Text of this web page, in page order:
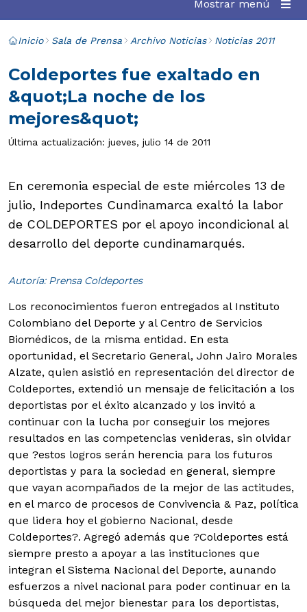
Mostrar menú
Inicio Sala de Prensa Archivo Noticias Noticias 2011
Coldeportes fue exaltado en
&quot;La noche de los
mejores&quot;
Última actualización: jueves, julio 14 de 2011
En ceremonia especial de este miércoles 13 de
julio, Indeportes Cundinamarca exaltó la labor
de COLDEPORTES por el apoyo incondicional al
desarrollo del deporte cundinamarqués.
Autoría: Prensa Coldeportes
Los reconocimientos fueron entregados al Instituto
Colombiano del Deporte y al Centro de Servicios
Biomédicos, de la misma entidad. En esta
oportunidad, el Secretario General, John Jairo Morales
Alzate, quien asistió en representación del director de
Coldeportes, extendió un mensaje de felicitación a los
deportistas por el éxito alcanzado y los invitó a
continuar con la lucha por conseguir los mejores
resultados en las competencias venideras, sin olvidar
que ?estos logros serán herencia para los futuros
deportistas y para la sociedad en general, siempre
que vayan acompañados de la mejor de las actitudes,
en el marco de procesos de Convivencia & Paz, política
que lidera hoy el gobierno Nacional, desde
Coldeportes?. Agregó además que ?Coldeportes está
siempre presto a apoyar a las instituciones que
integran el Sistema Nacional del Deporte, aunando
esfuerzos a nivel nacional para poder continuar en la
búsqueda del mejor bienestar para los deportistas,